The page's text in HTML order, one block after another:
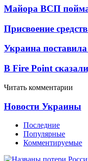
Майора ВСП
Присвоение
Украина
В Fire Point
Читать комментарии
Новости Украины
Последние
Популярные
Комментируемые